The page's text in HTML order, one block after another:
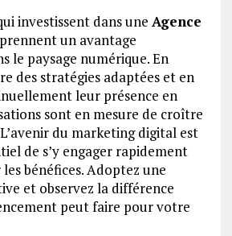
investissent dans une Agence
un avantage
le paysage numérique. En
des stratégies adaptées et en
leur présence en
sont en mesure de croître
du marketing digital est
de s’y engager rapidement
bénéfices. Adoptez une
et observez la différence
peut faire pour votre